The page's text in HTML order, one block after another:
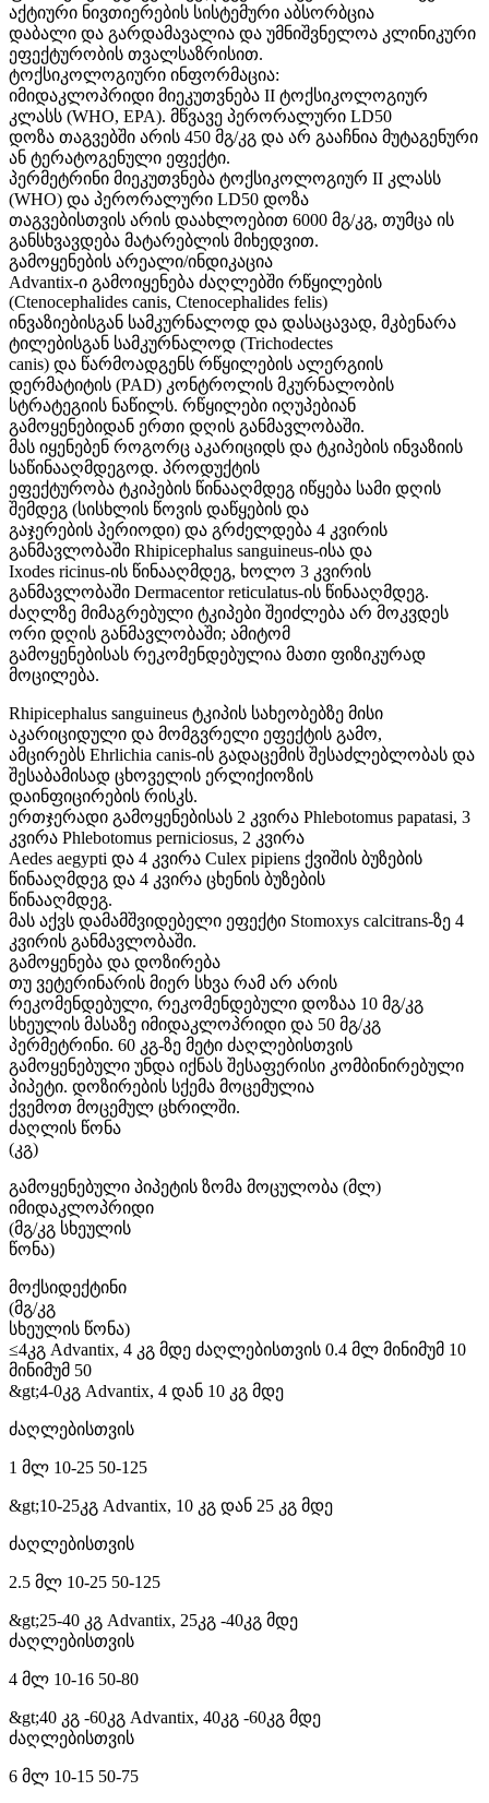
აქტიური ნივთიერების სისტემური აბსორბცია
დაბალი და გარდამავალია და უმნიშვნელოა კლინიკური
ეფექტურობის თვალსაზრისით.
ტოქსიკოლოგიური ინფორმაცია:
იმიდაკლოპრიდი მიეკუთვნება II ტოქსიკოლოგიურ
კლასს (WHO, EPA). მწვავე პერორალური LD50
დოზა თაგვებში არის 450 მგ/კგ და არ გააჩნია მუტაგენური
ან ტერატოგენული ეფექტი.
პერმეტრინი მიეკუთვნება ტოქსიკოლოგიურ II კლასს
(WHO) და პერორალური LD50 დოზა
თაგვებისთვის არის დაახლოებით 6000 მგ/კგ, თუმცა ის
განსხვავდება მატარებლის მიხედვით.
გამოყენების არეალი/ინდიკაცია
Advantix-ი გამოიყენება ძაღლებში რწყილების
(Ctenocephalides canis, Ctenocephalides felis)
ინვაზიებისგან სამკურნალოდ და დასაცავად, მკბენარა
ტილებისგან სამკურნალოდ (Trichodectes
canis) და წარმოადგენს რწყილების ალერგიის
დერმატიტის (PAD) კონტროლის მკურნალობის
სტრატეგიის ნაწილს. რწყილები იღუპებიან
გამოყენებიდან ერთი დღის განმავლობაში.
მას იყენებენ როგორც აკარიციდს და ტკიპების ინვაზიის
საწინააღმდეგოდ. პროდუქტის
ეფექტურობა ტკიპების წინააღმდეგ იწყება სამი დღის
შემდეგ (სისხლის წოვის დაწყების და
გაჯერების პერიოდი) და გრძელდება 4 კვირის
განმავლობაში Rhipicephalus sanguineus-ისა და
Ixodes ricinus-ის წინააღმდეგ, ხოლო 3 კვირის
განმავლობაში Dermacentor reticulatus-ის წინააღმდეგ.
ძაღლზე მიმაგრებული ტკიპები შეიძლება არ მოკვდეს
ორი დღის განმავლობაში; ამიტომ
გამოყენებისას რეკომენდებულია მათი ფიზიკურად
მოცილება.
Rhipicephalus sanguineus ტკიპის სახეობებზე მისი
აკარიციდული და მომგვრელი ეფექტის გამო,
ამცირებს Ehrlichia canis-ის გადაცემის შესაძლებლობას და
შესაბამისად ცხოველის ერლიქიოზის
დაინფიცირების რისკს.
ერთჯერადი გამოყენებისას 2 კვირა Phlebotomus papatasi, 3
კვირა Phlebotomus perniciosus, 2 კვირა
Aedes aegypti და 4 კვირა Culex pipiens ქვიშის ბუზების
წინააღმდეგ და 4 კვირა ცხენის ბუზების
წინააღმდეგ.
მას აქვს დამამშვიდებელი ეფექტი Stomoxys calcitrans-ზე 4
კვირის განმავლობაში.
გამოყენება და დოზირება
თუ ვეტერინარის მიერ სხვა რამ არ არის
რეკომენდებული, რეკომენდებული დოზაა 10 მგ/კგ
სხეულის მასაზე იმიდაკლოპრიდი და 50 მგ/კგ
პერმეტრინი. 60 კგ-ზე მეტი ძაღლებისთვის
გამოყენებული უნდა იქნას შესაფერისი კომბინირებული
პიპეტი. დოზირების სქემა მოცემულია
ქვემოთ მოცემულ ცხრილში.
ძაღლის წონა
(კგ)
გამოყენებული პიპეტის ზომა მოცულობა (მლ)
იმიდაკლოპრიდი
(მგ/კგ სხეულის
წონა)
მოქსიდექტინი
(მგ/კგ
სხეულის წონა)
≤4კგ Advantix, 4 კგ მდე ძაღლებისთვის 0.4 მლ მინიმუმ 10
მინიმუმ 50
&gt;4-0კგ Advantix, 4 დან 10 კგ მდე
ძაღლებისთვის
1 მლ 10-25 50-125
&gt;10-25კგ Advantix, 10 კგ დან 25 კგ მდე
ძაღლებისთვის
2.5 მლ 10-25 50-125
&gt;25-40 კგ Advantix, 25კგ -40კგ მდე
ძაღლებისთვის
4 მლ 10-16 50-80
&gt;40 კგ -60კგ Advantix, 40კგ -60კგ მდე
ძაღლებისთვის
6 მლ 10-15 50-75